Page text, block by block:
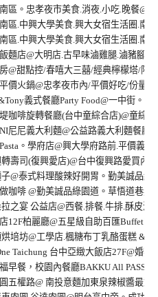
南區。忠孝夜市美食.消夜.小吃.晚餐
區.中興大學美食.興大女宿生活圈.南
區.中興大學美食.興大女宿生活圈.
麵店@大明店.古早味滷雞腿.滷豬腳
@甜點控/春嘻大三囍/經典檸檬塔/限
價火鍋@忠孝夜市內/平價好吃/份量
義式餐廳Party Food@一中街。
咖啡旋轉餐廳(台中童綜合店)@童綜
尼尼義大利麵@公益路義大利麵餐廳
。學府店@興大學府路前.平價義大
轉壽司(復興愛店)@台中復興路愛買內
子@泰式料理酸辣好開胃。勤美誠品
做咖啡 @勤美誠品綠園道。草悟道巷
拉之宴 公益店@西餐.排餐.牛排.酥皮
12F柏麗廳@五星級自助百匯Buffet吃
烘培坊@工學店.楓糖布丁乳酪蛋糕 &
Taichung 台中亞緻大飯店27F@婚
早餐，校園內餐廳BAKKU All
五權路@ 南投意麵加東泉辣椒醬最對